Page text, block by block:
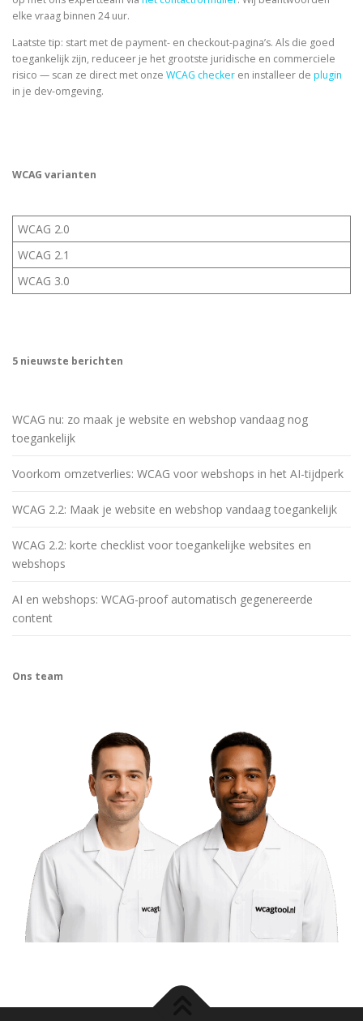
elke vraag binnen 24 uur.
Laatste tip: start met de payment- en checkout-pagina’s. Als die goed
toegankelijk zijn, reduceer je het grootste juridische en commerciele
risico — scan ze direct met onze WCAG checker en installeer de plugin
in je dev-omgeving.
WCAG varianten
WCAG 2.0
WCAG 2.1
WCAG 3.0
5 nieuwste berichten
WCAG nu: zo maak je website en webshop vandaag nog
toegankelijk
Voorkom omzetverlies: WCAG voor webshops in het AI-tijdperk
WCAG 2.2: Maak je website en webshop vandaag toegankelijk
WCAG 2.2: korte checklist voor toegankelijke websites en
webshops
AI en webshops: WCAG-proof automatisch gegenereerde
content
Ons team